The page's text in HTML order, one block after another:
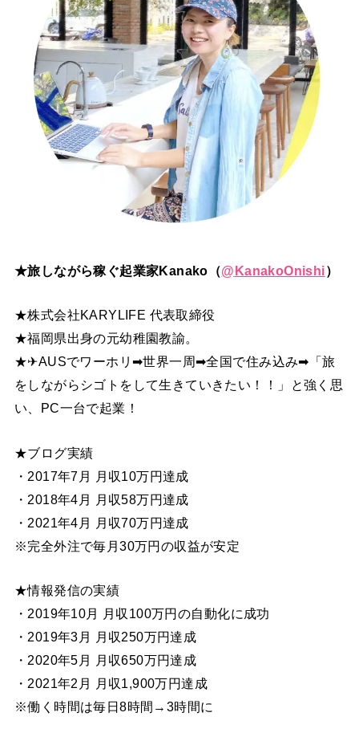
★旅しながら稼ぐ起業家Kanako（@KanakoOnishi）
★株式会社KARYLIFE 代表取締役
★福岡県出身の元幼稚園教諭。
★✈AUSでワーホリ➡世界一周➡全国で住み込み➡「旅
をしながらシゴトをして生きていきたい！！」と強く思
い、PC一台で起業！
★ブログ実績
・2017年7月 月収10万円達成
・2018年4月 月収58万円達成
・2021年4月 月収70万円達成
※完全外注で毎月30万円の収益が安定
★情報発信の実績
・2019年10月 月収100万円の自動化に成功
・2019年3月 月収250万円達成
・2020年5月 月収650万円達成
・2021年2月 月収1,900万円達成
※働く時間は毎日8時間→3時間に